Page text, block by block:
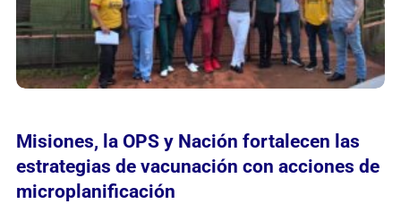
Misiones, la OPS y Nación fortalecen las
estrategias de vacunación con acciones de
microplanificación